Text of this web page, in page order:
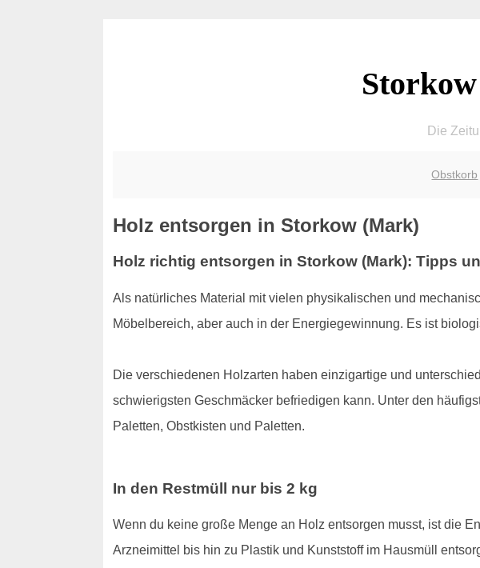
Die
Obstkorb
Holz entsorgen in Storkow (Mark)
Holz richtig entsorgen in Storkow (Mark): Tipps
Als natürliches Material mit vielen physikalischen und
Möbelbereich, aber auch in der Energiegewinnung. Es ist
Die verschiedenen Holzarten haben einzigartige und
schwierigsten Geschmäcker befriedigen kann. Unter den
Paletten, Obstkisten und Paletten.
In den Restmüll nur bis 2 kg
Wenn du keine große Menge an Holz entsorgen musst, ist die
Arzneimittel bis hin zu Plastik und Kunststoff im Hausmüll